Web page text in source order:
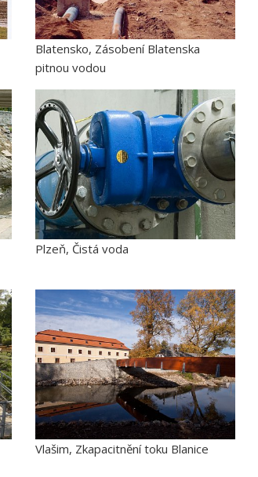
Blatensko, Zásobení Blatenska
pitnou vodou
Plzeň, Čistá voda
Vlašim, Zkapacitnění toku Blanice